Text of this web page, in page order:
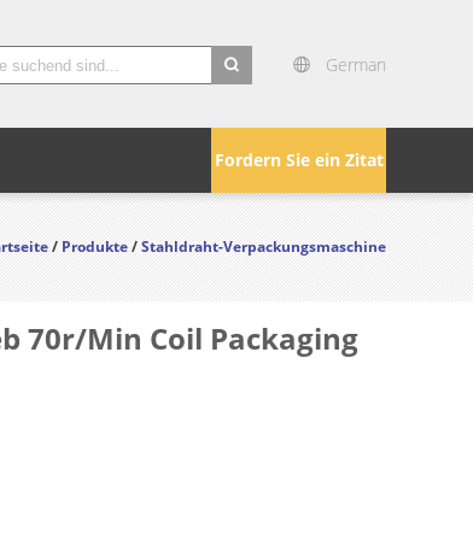
German
Fordern Sie ein Zitat
/Produkte/Stahldraht-Verpackungsmaschine
70r/Min Coil Packaging